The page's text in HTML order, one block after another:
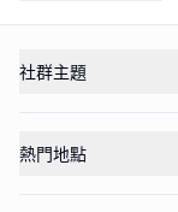
社群主題
熱門地點